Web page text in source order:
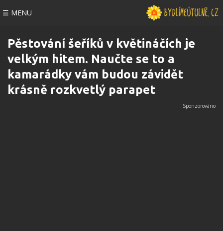
☰ MENU
Pěstování šeříků v květináčích je
velkým hitem. Naučte se to a
kamarádky vám budou závidět
krásně rozkvetlý parapet